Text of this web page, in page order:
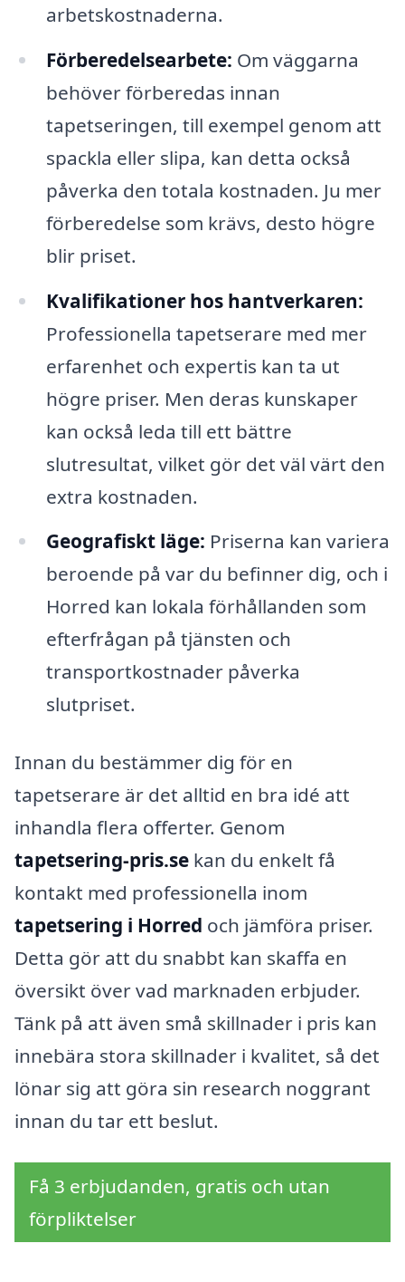
arbetskostnaderna.
Förberedelsearbete: Om väggarna
behöver förberedas innan
tapetseringen, till exempel genom att
spackla eller slipa, kan detta också
påverka den totala kostnaden. Ju mer
förberedelse som krävs, desto högre
blir priset.
Kvalifikationer hos hantverkaren:
Professionella tapetserare med mer
erfarenhet och expertis kan ta ut
högre priser. Men deras kunskaper
kan också leda till ett bättre
slutresultat, vilket gör det väl värt den
extra kostnaden.
Geografiskt läge: Priserna kan variera
beroende på var du befinner dig, och i
Horred kan lokala förhållanden som
efterfrågan på tjänsten och
transportkostnader påverka
slutpriset.
Innan du bestämmer dig för en
tapetserare är det alltid en bra idé att
inhandla flera offerter. Genom
tapetsering-pris.se kan du enkelt få
kontakt med professionella inom
tapetsering i Horred och jämföra priser.
Detta gör att du snabbt kan skaffa en
översikt över vad marknaden erbjuder.
Tänk på att även små skillnader i pris kan
innebära stora skillnader i kvalitet, så det
lönar sig att göra sin research noggrant
innan du tar ett beslut.
Få 3 erbjudanden, gratis och utan
förpliktelser